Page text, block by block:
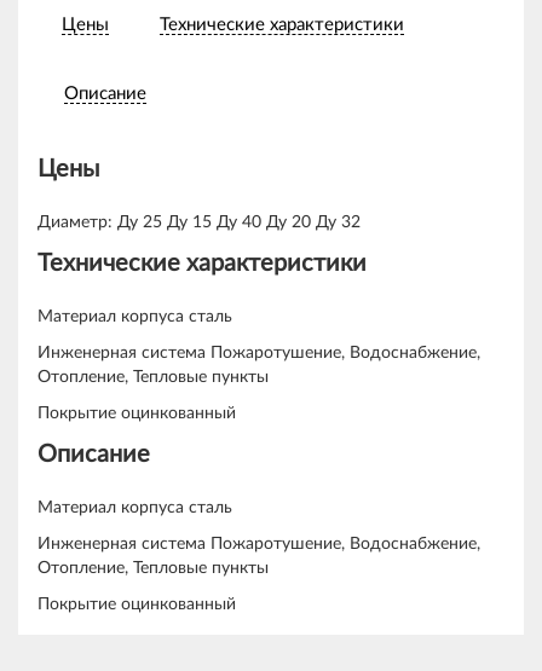
Цены Технические характеристики
Описание
Цены
Диаметр: Ду 25 Ду 15 Ду 40 Ду 20 Ду 32
Технические характеристики
Материал корпуса сталь
Инженерная система Пожаротушение, Водоснабжение,
Отопление, Тепловые пункты
Покрытие оцинкованный
Описание
Материал корпуса сталь
Инженерная система Пожаротушение, Водоснабжение,
Отопление, Тепловые пункты
Покрытие оцинкованный